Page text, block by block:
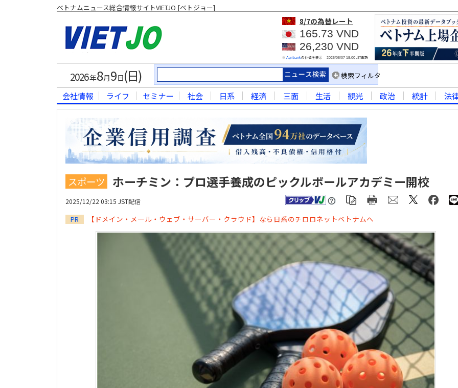
ベトナムニュース総合情報サイトVIETJO [ベトジョー]
8/7の為替レート
165.73 VND
26,230 VND
※ Agribankの仲値を表示 2026/08/07 18:00JST更新
2026年8月9 日(日) 検索フィルタ
会社情報 ライフ セミナー 社会 日系 経済 三面 生活 観光 政治 統計 法
スポーツ ホーチミン：プロ選手養成のピックルボールアカデミー開校
2025/12/22 03:15 JST配信
PR 【ドメイン・メール・ウェブ・サーバー・クラウド】なら日系のチロロネットベトナムへ